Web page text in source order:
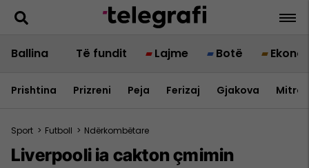
Ballina Të fundit Lajme Botë
Prishtina Prizreni Peja Ferizaj Gjakova
Sport > Futboll > Ndërkombëtare
Liverpooli ia cakton çmimin